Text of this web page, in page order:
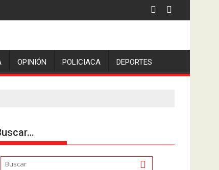
OPINIÓN POLICIACA DEPORTES